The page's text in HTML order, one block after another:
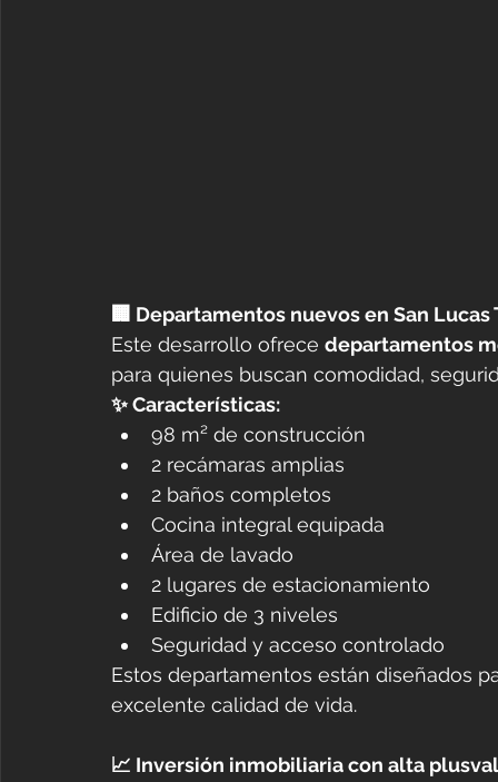
🏢 Departamentos nuevos en San
Este desarrollo ofrece departamentos
para quienes buscan comodidad,
✨ Características:
98 m² de construcción
2 recámaras amplias
2 baños completos
Cocina integral equipada
Área de lavado
2 lugares de estacionamiento
Edificio de 3 niveles
Seguridad y acceso controlado
Estos departamentos están diseñados
excelente calidad de vida.
📈 Inversión inmobiliaria con alta